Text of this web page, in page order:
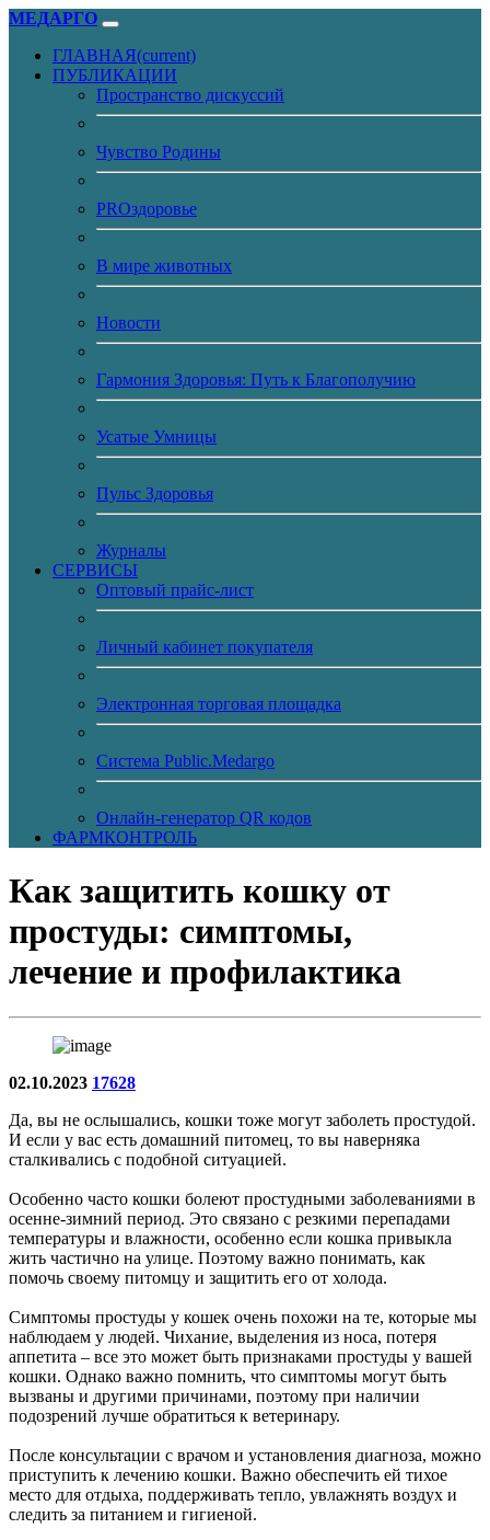
МЕДАРГО
ГЛАВНАЯ(current)
ПУБЛИКАЦИИ
Пространство дискуссий
Чувство Родины
PROздоровье
В мире животных
Новости
Гармония Здоровья: Путь к Благополучию
Усатые Умницы
Пульс Здоровья
Журналы
CЕРВИСЫ
Оптовый прайс-лист
Личный кабинет покупателя
Электронная торговая площадка
Система Public.Medargo
Онлайн-генератор QR кодов
ФАРМКОНТРОЛЬ
Как защитить кошку от
простуды: симптомы,
лечение и профилактика
02.10.2023 17628
Да, вы не ослышались, кошки тоже могут заболеть простудой.
И если у вас есть домашний питомец, то вы наверняка
сталкивались с подобной ситуацией.
Особенно часто кошки болеют простудными заболеваниями в
осенне-зимний период. Это связано с резкими перепадами
температуры и влажности, особенно если кошка привыкла
жить частично на улице. Поэтому важно понимать, как
помочь своему питомцу и защитить его от холода.
Симптомы простуды у кошек очень похожи на те, которые мы
наблюдаем у людей. Чихание, выделения из носа, потеря
аппетита – все это может быть признаками простуды у вашей
кошки. Однако важно помнить, что симптомы могут быть
вызваны и другими причинами, поэтому при наличии
подозрений лучше обратиться к ветеринару.
После консультации с врачом и установления диагноза, можно
приступить к лечению кошки. Важно обеспечить ей тихое
место для отдыха, поддерживать тепло, увлажнять воздух и
следить за питанием и гигиеной.